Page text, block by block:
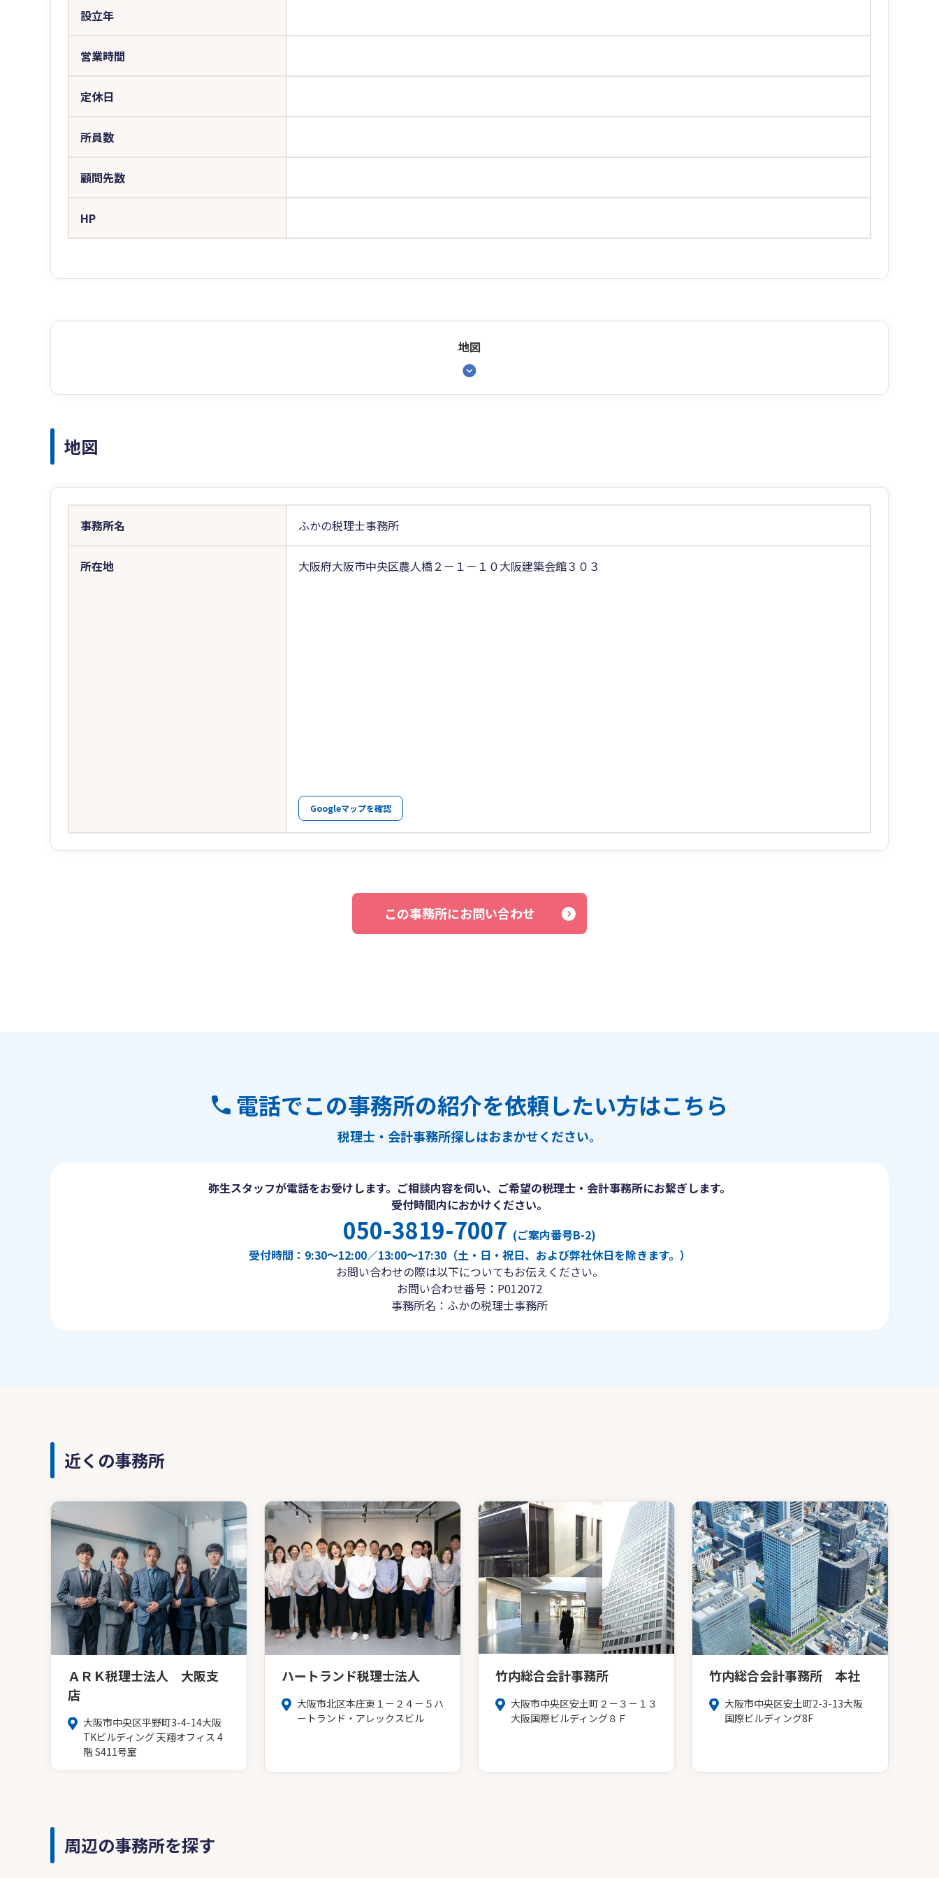
設立年
営業時間
定休日
所員数
顧問先数
HP
地図
地図
事務所名 ふかの税理士事務所
所在地 大阪府大阪市中央区農人橋２－１－１０大阪建築会館３０３
Googleマップを確認
この事務所にお問い合わせ
電話でこの事務所の紹介を依頼したい方はこちら
税理士・会計事務所探しはおまかせください。
弥生スタッフが電話をお受けします。ご相談内容を伺い、ご希望の税理士・会計事務所にお繋ぎします。
受付時間内におかけください。
050-3819-7007 (ご案内番号B-2)
受付時間：9:30〜12:00／13:00〜17:30（土・日・祝日、および弊社休日を除きます。）
お問い合わせの際は以下についてもお伝えください。
お問い合わせ番号：P012072
事務所名：ふかの税理士事務所
近くの事務所
ＡＲＫ税理士法人 大阪支
店
大阪市中央区平野町3-4-14大阪
TKビルディング 天翔オフィス 4
階 S411号室
ハートランド税理士法人
大阪市北区本庄東１－２４－５ハ
ートランド・アレックスビル
竹内総合会計事務所
大阪市中央区安土町２－３－１３
大阪国際ビルディング８Ｆ
竹内総合会計事務所 本社
大阪市中央区安土町2-3-13大阪
国際ビルディング8F
周辺の事務所を探す